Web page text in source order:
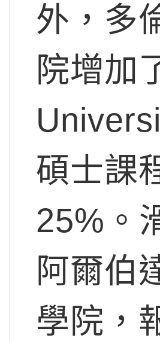
外，多
院增加
碩士課
25%。
阿爾伯
學院，